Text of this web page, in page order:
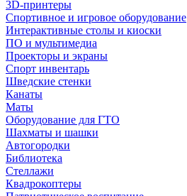
3D-принтеры
Спортивное и игровое оборудование
Интерактивные столы и киоски
ПО и мультимедиа
Проекторы и экраны
Спорт инвентарь
Шведские стенки
Канаты
Маты
Оборудование для ГТО
Шахматы и шашки
Автогородки
Библиотека
Стеллажи
Квадрокоптеры